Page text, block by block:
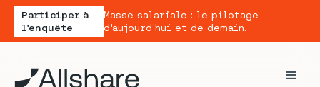
Participer à
l'enquête
Masse salariale : le pilotage
d'aujourd'hui et de demain.